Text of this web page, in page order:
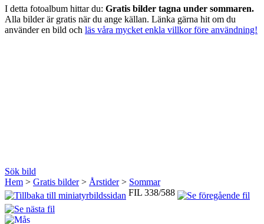
I detta fotoalbum hittar du: Gratis bilder tagna under sommaren.
Alla bilder är gratis när du ange källan. Länka gärna hit om du
använder en bild och läs våra mycket enkla villkor före användning!
Sök bild
Hem > Gratis bilder> Årstider> Sommar
FIL 338/588